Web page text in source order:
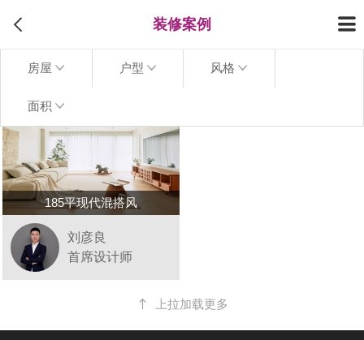
装修案例
房屋 户型 风格
面积
185平现代混搭风
刘彦良
首席设计师
上拉加载更多